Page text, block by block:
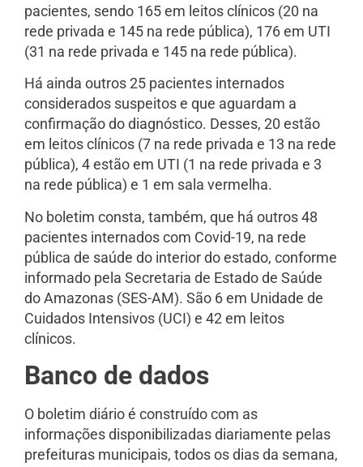
pacientes, sendo 165 em leitos clínicos (20 na
rede privada e 145 na rede pública), 176 em UTI
(31 na rede privada e 145 na rede pública).
Há ainda outros 25 pacientes internados
considerados suspeitos e que aguardam a
confirmação do diagnóstico. Desses, 20 estão
em leitos clínicos (7 na rede privada e 13 na rede
pública), 4 estão em UTI (1 na rede privada e 3
na rede pública) e 1 em sala vermelha.
No boletim consta, também, que há outros 48
pacientes internados com Covid-19, na rede
pública de saúde do interior do estado, conforme
informado pela Secretaria de Estado de Saúde
do Amazonas (SES-AM). São 6 em Unidade de
Cuidados Intensivos (UCI) e 42 em leitos
clínicos.
Banco de dados
O boletim diário é construído com as
informações disponibilizadas diariamente pelas
prefeituras municipais, todos os dias da semana,